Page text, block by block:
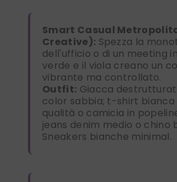
Smart Casual
Creative): Spezza la
dell'ufficio o di un meeting
verde e il viola creano un
vibrante ma controllato.
Outfit: Giacca
color sabbia; t-shirt bianca
qualità o camicia in
jeans denim medio o chino
Sneakers bianche minimal.